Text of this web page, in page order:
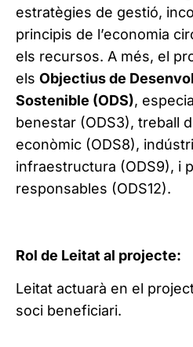
estratègies de gestió,
principis de l’economia
els recursos. A més, el
els Objectius de
Sostenible (ODS),
benestar (ODS3), treball
econòmic (ODS8),
infraestructura (ODS9), i
responsables (ODS12).
Rol de Leitat al projecte:
Leitat actuarà en el
soci beneficiari.